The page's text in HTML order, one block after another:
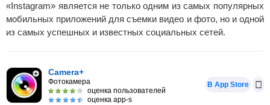
«Instagram» является не только одним из самых популярных
мобильных приложений для съемки видео и фото, но и одной
из самых успешных и известных социальных сетей.
Camera+
Фотокамера
оценка пользователей
оценка app-s
В App Store